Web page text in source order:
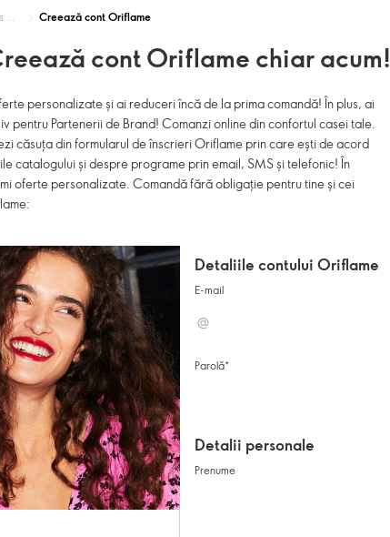
Creează cont Oriflame
cont Oriflame chiar acum!
personalizate și ai reduceri încă de la prima comandă! În plus, ai
pentru Partenerii de Brand! Comanzi online din confortul casei tale.
căsuța din formularul de înscrieri Oriflame prin care ești de acord
catalogului și despre programe prin email, SMS și telefonic! În
oferte personalizate. Comandă fără obligație pentru tine și cei
Detaliile contului Oriflame
E-mail
Parolă
Detalii personale
Prenume